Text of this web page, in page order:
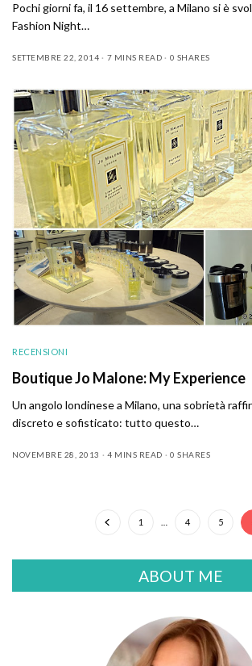
Pochi giorni fa, il 16 settembre, a Milano si è
Fashion Night…
SETTEMBRE 22, 2014 7 MINS READ 0 SHARES
RECENSIONI
Boutique Jo Malone: My Experience
Un angolo londinese a Milano, una sobrietà
discreto e sofisticato: tutto questo…
NOVEMBRE 28, 2013 4 MINS READ 0 SHARES
1 4 5
ABOUT ME